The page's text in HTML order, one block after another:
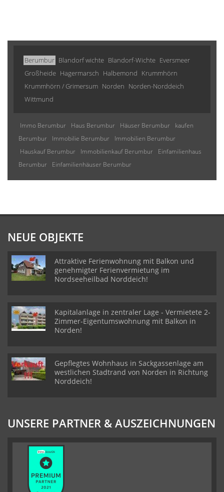
Berumbur Blandorf wichte Blandorf-Wichte Eversmeer
Großheide Hagermarsch Halbemond Krummhörn
Krummhörn / Grimersum Norden Norden-Norddeich
Wittmund
Immo Berumbur Haus Berumbur Häuser Berumbur
kaufen
Berumbur
Immobilie Berumbur
Immobilien Berumbur
Hauskauf Berumbur
Immobilienkauf Berumbur
Einfamilienhaus
Berumbur
Einfamilienhäuser Berumbur
NEUE OBJEKTE
Attraktive Ferienwohnung mit Balkon und
genehmigter Ferienvermietung im
Nordseeheilbad Norddeich!
Kapitalanlage in zentraler Lage - Vermietete 2-
Zimmer-Eigentumswohnung mit Balkon in
Norden!
Gepflegtes Wohnhaus in Sackgassenlage am
westlichen Stadtrand von Norden in Richtung
Norddeich!
UNSERE PARTNER & AUSZEICHNUNGEN